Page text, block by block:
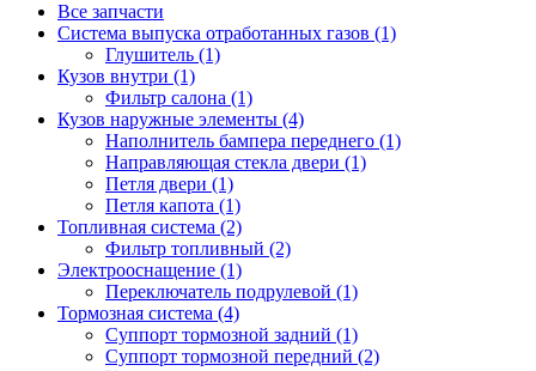
Все запчасти
Система выпуска отработанных газов (1)
Глушитель (1)
Кузов внутри (1)
Фильтр салона (1)
Кузов наружные элементы (4)
Наполнитель бампера переднего (1)
Направляющая стекла двери (1)
Петля двери (1)
Петля капота (1)
Топливная система (2)
Фильтр топливный (2)
Электрооснащение (1)
Переключатель подрулевой (1)
Тормозная система (4)
Суппорт тормозной задний (1)
Суппорт тормозной передний (2)